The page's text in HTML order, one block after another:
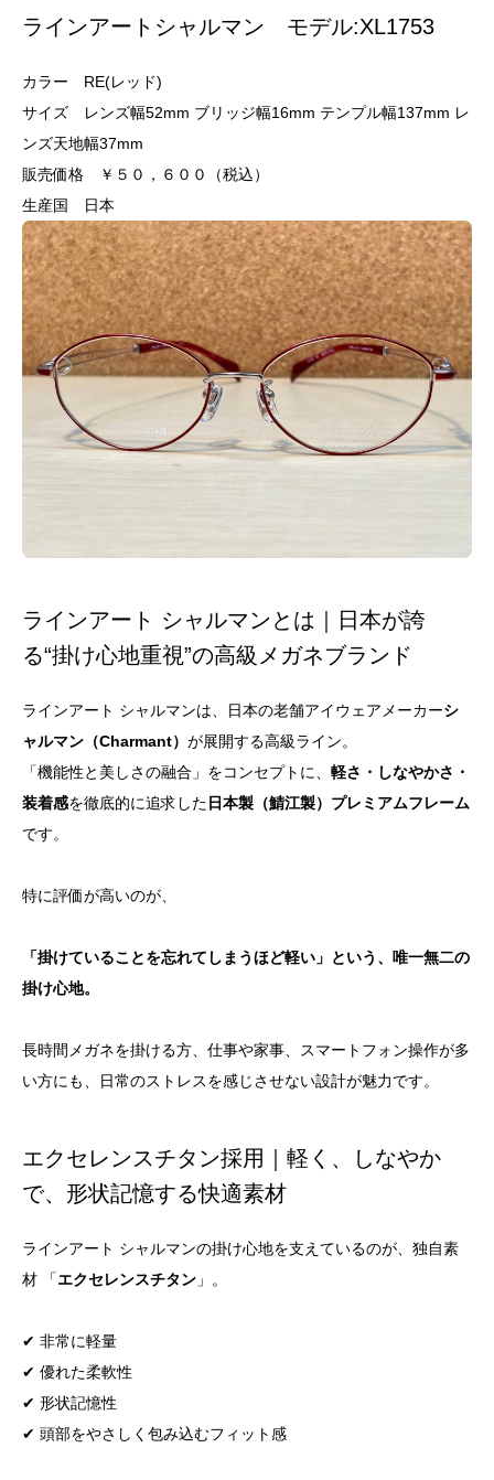
ラインアートシャルマン モデル:XL1753
カラー RE(レッド)
サイズ レンズ幅52mm ブリッジ幅16mm テンプル幅137mm レ
ンズ天地幅37mm
販売価格 ￥５０，６００（税込）
生産国 日本
ラインアート シャルマンとは｜日本が誇
る“掛け心地重視”の高級メガネブランド
ラインアート シャルマンは、日本の老舗アイウェアメーカーシ
ャルマン（Charmant） が展開する高級ライン。
「機能性と美しさの融合」をコンセプトに、 軽さ・しなやかさ・
装着感を徹底的に追求した 日本製（鯖江製）プレミアムフレーム
です。
特に評価が高いのが、
「掛けていることを忘れてしまうほど軽い」という、唯一無二の
掛け心地。
長時間メガネを掛ける方、仕事や家事、スマートフォン操作が多
い方にも、日常のストレスを感じさせない設計が魅力です。
エクセレンスチタン採用｜軽く、しなやか
で、形状記憶する快適素材
ラインアート シャルマンの掛け心地を支えているのが、独自素
材 「エクセレンスチタン 」。
✔ 非常に軽量
✔ 優れた柔軟性
✔ 形状記憶性
✔ 頭部をやさしく包み込むフィット感